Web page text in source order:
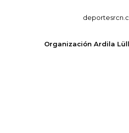
Organización Ardila